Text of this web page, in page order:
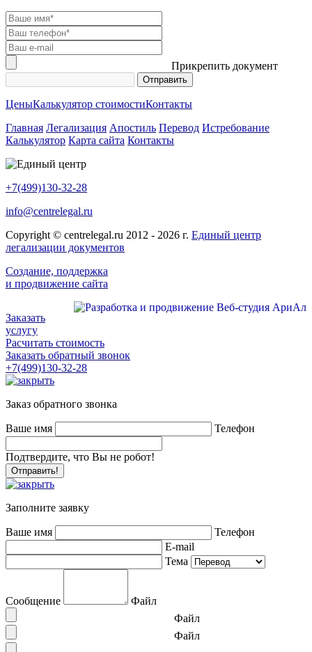
Прикрепить документ
ЦеныКалькулятор стоимостиКонтакты
Главная Легализация Апостиль Перевод Истребование
Калькулятор Карта сайта Контакты
+7(499)130-32-28
info@centrelegal.ru
Copyright © centrelegal.ru 2012 - 2026 г. Единый центр
легализации документов
Создание, поддержка
и продвижение сайта
Заказать
услугу
Расчитать стоимость
Заказать обратный звонок
+7(499)130-32-28
Заказ обратного звонка
Ваше имя Телефон
Подтвердите, что Вы не робот!
Заполните заявку
Ваше имя
Телефон
E-mail
Тема
Сообщение
Файл
Файл
Файл